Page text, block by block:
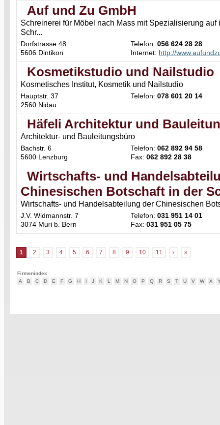
Auf und Zu GmbH
Schreinerei für Möbel nach Mass mit Spezialisierung
Schr...
Dorfstrasse 48
5606 Dintikon
Telefon: 056 624 28 28
Internet: http://
Kosmetikstudio und Nailstudio
Kosmetisches Institut, Kosmetik und Nailstudio
Hauptstr. 37
2560 Nidau
Telefon: 078 601 20 14
Häfeli Architektur und
Architektur- und Bauleitungsbüro
Bachstr. 6
5600 Lenzburg
Telefon: 062 892 94 58
Fax: 062 892 28 38
Wirtschafts- und
Chinesischen Botschaft in der
Wirtschafts- und Handelsabteilung der Chinesischen
J.V. Widmannstr. 7
3074 Muri b. Bern
Telefon: 031 951 14 01
Fax: 031 951 05 75
1 2 3 4 5 6 7 8 9 10 11 › »
Firmenindex
A
B C D E F G H I J K L M N O P Q R S T U V W X